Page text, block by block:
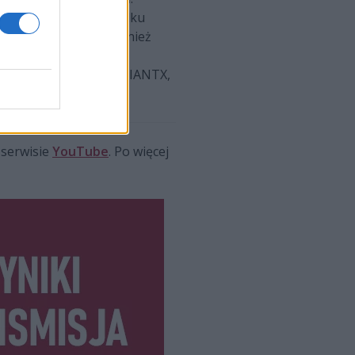
nie tylko ostatnich kilku
opór, co również
o wyniku, a ten
Fnatic kontra GIANTX,
YouTube. Po więcej